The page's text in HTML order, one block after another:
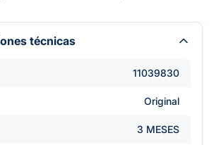
técnicas
11039830
Original
3 MESES